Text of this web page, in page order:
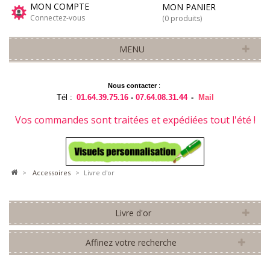
MON COMPTE
Connectez-vous
MON PANIER
(0 produits)
MENU
Nous contacter:
Tél : 01.64.39.75.16 -07.64.08.31.44 - Mail
Vos commandes sont traitées et expédiées tout l'été !
> accessoires > Livre d'or
Livre d'or
Affinez votre recherche